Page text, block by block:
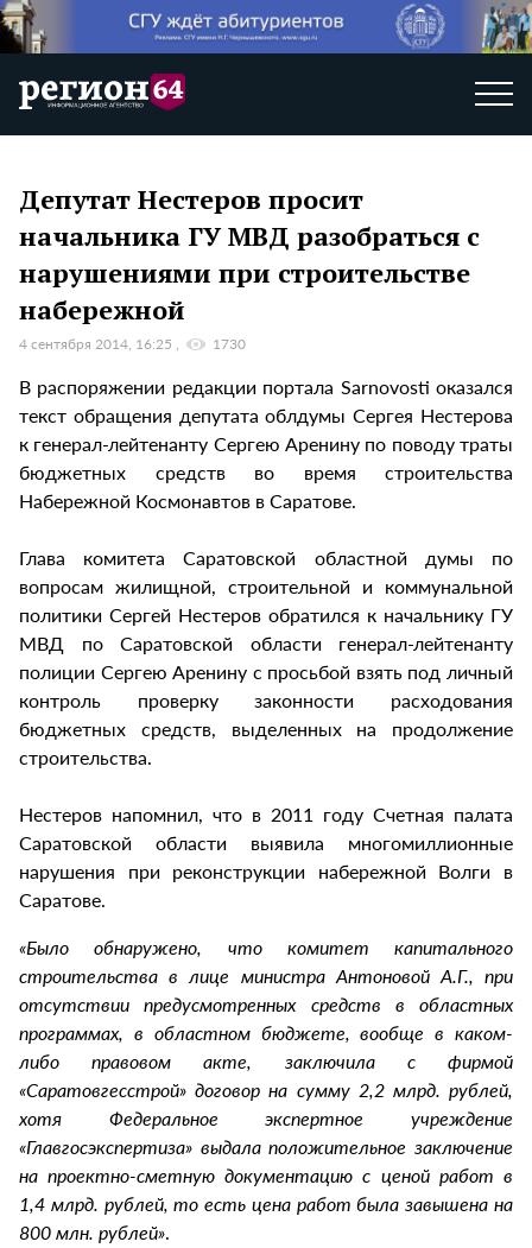
Депутат Нестеров просит
начальника ГУ МВД разобраться с
нарушениями при строительстве
набережной
4 сентября 2014, 16:25 1730
В распоряжении редакции портала Sarnovosti оказался
текст обращения депутата облдумы Сергея Нестерова
к генерал-лейтенанту Сергею Аренину по поводу траты
бюджетных средств во время строительства
Набережной Космонавтов в Саратове.
Глава комитета Саратовской областной думы по
вопросам жилищной, строительной и коммунальной
политики Сергей Нестеров обратился к начальнику ГУ
МВД по Саратовской области генерал-лейтенанту
полиции Сергею Аренину с просьбой взять под личный
контроль проверку законности расходования
бюджетных средств, выделенных на продолжение
строительства.
Нестеров напомнил, что в 2011 году Счетная палата
Саратовской области выявила многомиллионные
нарушения при реконструкции набережной Волги в
Саратове.
«Было обнаружено, что комитет капитального
строительства в лице министра Антоновой А.Г., при
отсутствии предусмотренных средств в областных
программах, в областном бюджете, вообще в каком-
либо правовом акте, заключила с фирмой
«Саратовгесстрой» договор на сумму 2,2 млрд. рублей,
хотя Федеральное экспертное учреждение
«Главгосэкспертиза» выдала положительное заключение
на проектно-сметную документацию с ценой работ в
1,4 млрд. рублей, то есть цена работ была завышена на
800 млн. рублей».